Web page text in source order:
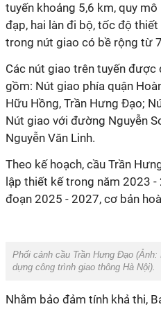
tuyến khoảng 5,6 km, quy
đạp, hai làn đi bộ, tốc độ
trong nút giao có bề rộng từ
Các nút giao trên tuyến
gồm: Nút giao phía quận
Hữu Hồng, Trần Hưng Đạo;
Nút giao với đường Nguyễn
Nguyễn Văn Linh.
Theo kế hoạch, cầu Trần
lập thiết kế trong năm 2023
đoạn 2025 - 2027, cơ bản
Phối cảnh cầu Trần Hưng Đạo (Ảnh:
dựng công trình giao thông Hà Nội).
Nhằm bảo đảm tính khả thi,